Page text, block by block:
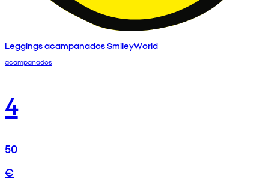
Leggings acampanados SmileyWorld
acampanados
4
50
€